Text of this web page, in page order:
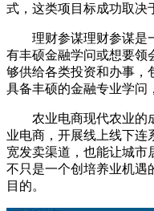
式，这类项目标成功取决
理财参谋理财参谋是
有丰硕金融学问或想要领
够供给各类投资和办事，
具备丰硕的金融专业学问
农业电商现代农业的
业电商，开展线上线下连
宽发卖渠道，也能让城市
不只是一个创培养业机遇
目的。